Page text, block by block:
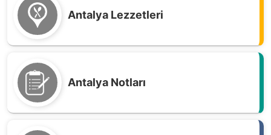
Antalya Lezzetleri
Antalya Notları